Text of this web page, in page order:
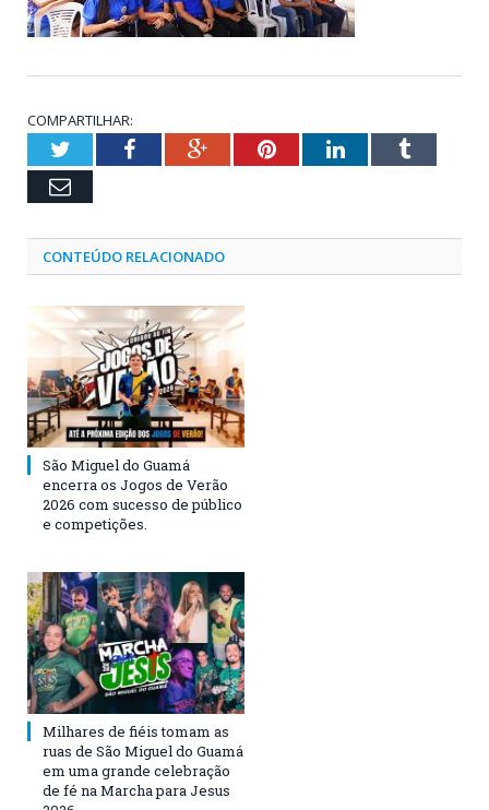
COMPARTILHAR:
TwitterFacebookGoogle+PinterestLinkedInTumblr
Email
CONTEÚDO RELACIONADO
São Miguel do Guamá
encerra os Jogos de Verão
2026 com sucesso de público
e competições.
Milhares de fiéis tomam as
ruas de São Miguel do Guamá
em uma grande celebração
de fé na Marcha para Jesus